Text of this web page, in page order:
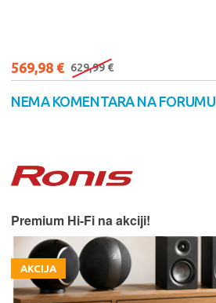
569,98 € 629,99 €
NEMA KOMENTARA NA FORUMU
Premium Hi-Fi na akciji!
AKCIJA